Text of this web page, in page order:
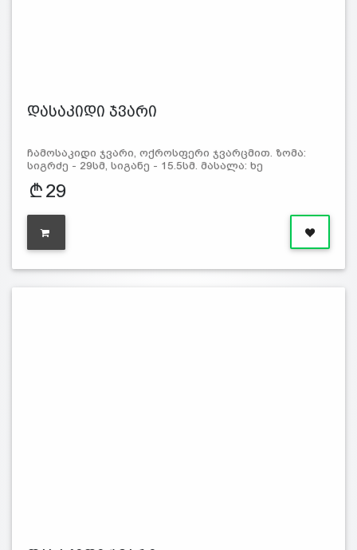
დასაკიდი ჯვარი
ჩამოსაკიდი ჯვარი, ოქროსფერი ჯვარცმით. ზომა:
სიგრძე - 29სმ, სიგანე - 15.5სმ. მასალა: ხე
29